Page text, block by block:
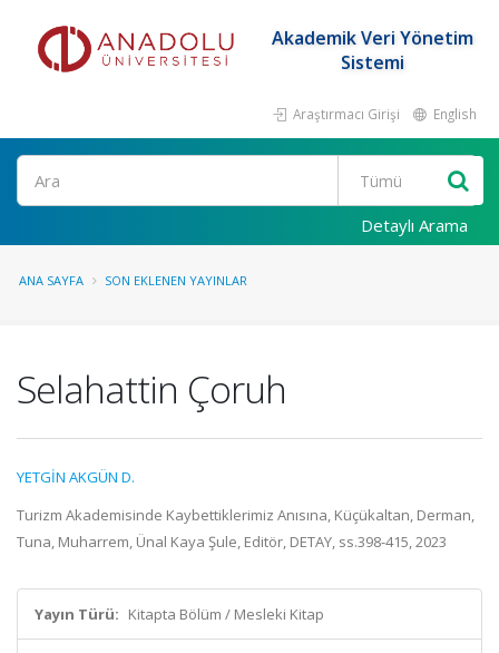
Akademik Veri Yönetim
Sistemi
Araştırmacı Girişi English
Ara
Detaylı Arama
ANA SAYFA SON EKLENEN YAYINLAR
Selahattin Çoruh
YETGİN AKGÜN D.
Turizm Akademisinde Kaybettiklerimiz Anısına, Küçükaltan, Derman,
Tuna, Muharrem, Ünal Kaya Şule, Editör, DETAY, ss.398-415, 2023
Yayın Türü: Kitapta Bölüm / Mesleki Kitap